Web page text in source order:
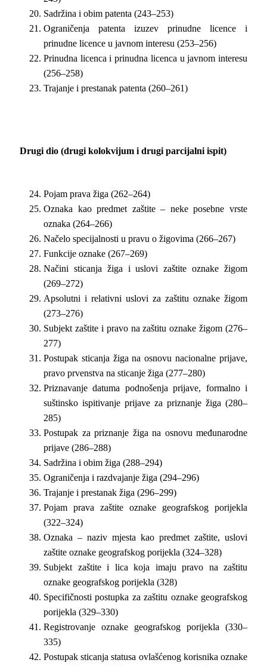
Sadržina i obim patenta (243–253)
Ograničenja patenta izuzev prinudne licence i
prinudne licence u javnom interesu (253–256)
Prinudna licenca i prinudna licenca u javnom interesu
(256–258)
Trajanje i prestanak patenta (260–261)
Drugi dio (drugi kolokvijum i drugi parcijalni ispit)
Pojam prava žiga (262–264)
Oznaka kao predmet zaštite – neke posebne vrste
oznaka (264–266)
Načelo specijalnosti u pravu o žigovima (266–267)
Funkcije oznake (267–269)
Načini sticanja žiga i uslovi zaštite oznake žigom
(269–272)
Apsolutni i relativni uslovi za zaštitu oznake žigom
(273–276)
Subjekt zaštite i pravo na zaštitu oznake žigom (276–
277)
Postupak sticanja žiga na osnovu nacionalne prijave,
pravo prvenstva na sticanje žiga (277–280)
Priznavanje datuma podnošenja prijave, formalno i
suštinsko ispitivanje prijave za priznanje žiga (280–
285)
Postupak za priznanje žiga na osnovu međunarodne
prijave (286–288)
Sadržina i obim žiga (288–294)
Ograničenja i razdvajanje žiga (294–296)
Trajanje i prestanak žiga (296–299)
Pojam prava zaštite oznake geografskog porijekla
(322–324)
Oznaka – naziv mjesta kao predmet zaštite, uslovi
zaštite oznake geografskog porijekla (324–328)
Subjekt zaštite i lica koja imaju pravo na zaštitu
oznake geografskog porijekla (328)
Specifičnosti postupka za zaštitu oznake geografskog
porijekla (329–330)
Registrovanje oznake geografskog porijekla (330–
335)
Postupak sticanja statusa ovlašćenog korisnika oznake